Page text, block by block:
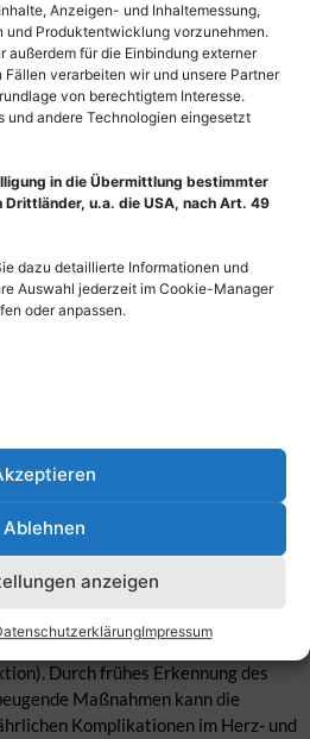
Anzeigen- und Inhaltemessung,
und Produktentwicklung vorzunehmen.
außerdem für die Einbindung externer
verarbeiten wir und unsere Partner
von berechtigtem Interesse.
und andere Technologien eingesetzt
in die Übermittlung bestimmter
Drittländer, u.a. die USA, nach Art. 49
dazu detaillierte Informationen und
Auswahl jederzeit im Cookie-Manager
oder anpassen.
Ablehnen
anzeigen
Impressum
besteht aus den
der jeweiligen
Aortenwand begrenzt sind. Herz-
mit Marfan-Syndrom, am
der Hauptschlagader (Aorta).
unbemerkt entwickelnde
es zur
und Aorta) und, meist plötzlich,
in ihrer mittleren
Durch frühes Erkennung des
Maßnahmen kann die
Komplikationen im Herz- und